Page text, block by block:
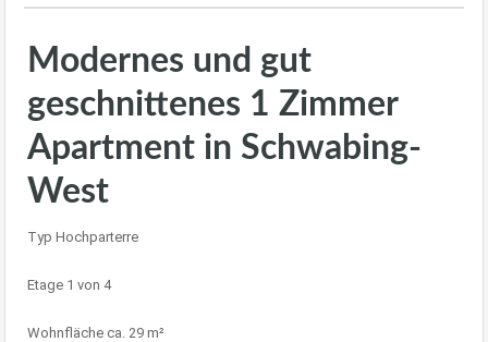
Modernes und gut
geschnittenes 1 Zimmer
Apartment in Schwabing-
West
Typ Hochparterre
Etage 1 von 4
Wohnfläche ca. 29 m²